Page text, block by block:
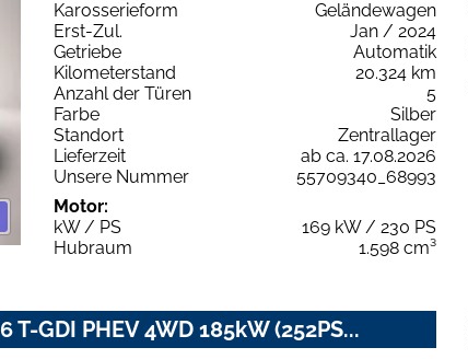
Karosserieform
Geländewagen
Erst-Zul.
Jan / 2024
Getriebe
Automatik
Kilometerstand
20.324 km
Anzahl der Türen
5
Farbe
Silber
Standort
Zentrallager
Lieferzeit
ab ca. 17.08.2026
Unsere Nummer
55709340_68993
Motor:
kW / PS
169 kW / 230 PS
Hubraum
1.598 cm³
GDI PHEV 4WD 185kW (252PS...